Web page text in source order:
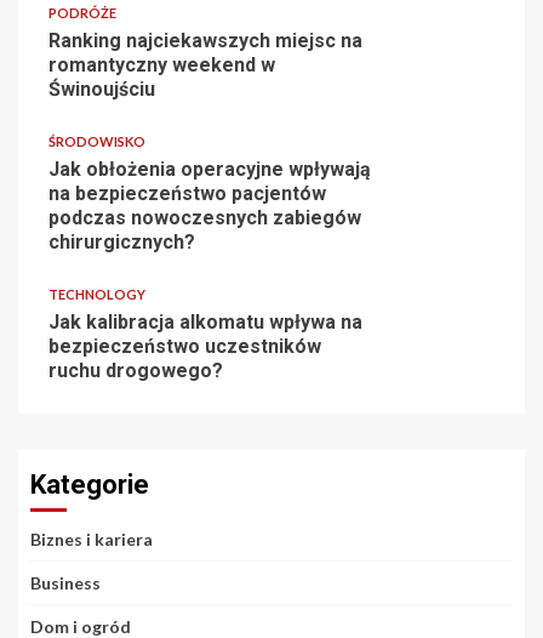
PODRÓŻE
Ranking najciekawszych miejsc na
romantyczny weekend w
Świnoujściu
ŚRODOWISKO
Jak obłożenia operacyjne wpływają
na bezpieczeństwo pacjentów
podczas nowoczesnych zabiegów
chirurgicznych?
TECHNOLOGY
Jak kalibracja alkomatu wpływa na
bezpieczeństwo uczestników
ruchu drogowego?
Kategorie
Biznes i kariera
Business
Dom i ogród